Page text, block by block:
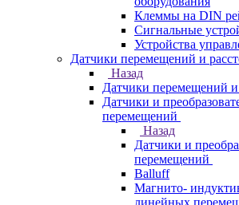
Клеммы на DIN
Сигнальные
Устройства
Датчики перемещений и
Назад
Датчики перемещений и
Датчики и
перемещений
Назад
Датчики и
перемещений
Balluff
Магнито-